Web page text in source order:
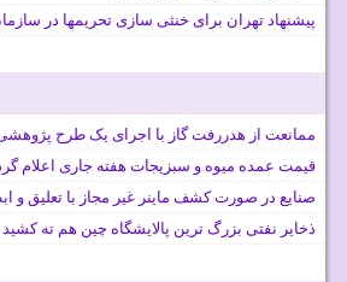
پیشنهاد تهران برای خنثی سازی تحریمها در
ممانعت از هدررفت گاز با اجرای یک طرح
قیمت عمده میوه و سبزیجات هفته جاری اعلام
صنایع در صورت کشف ماینر غیر مجاز با تعلیق و
ذخایر نفتی بزرگ ترین پالایشگاه چین هم ته کشید